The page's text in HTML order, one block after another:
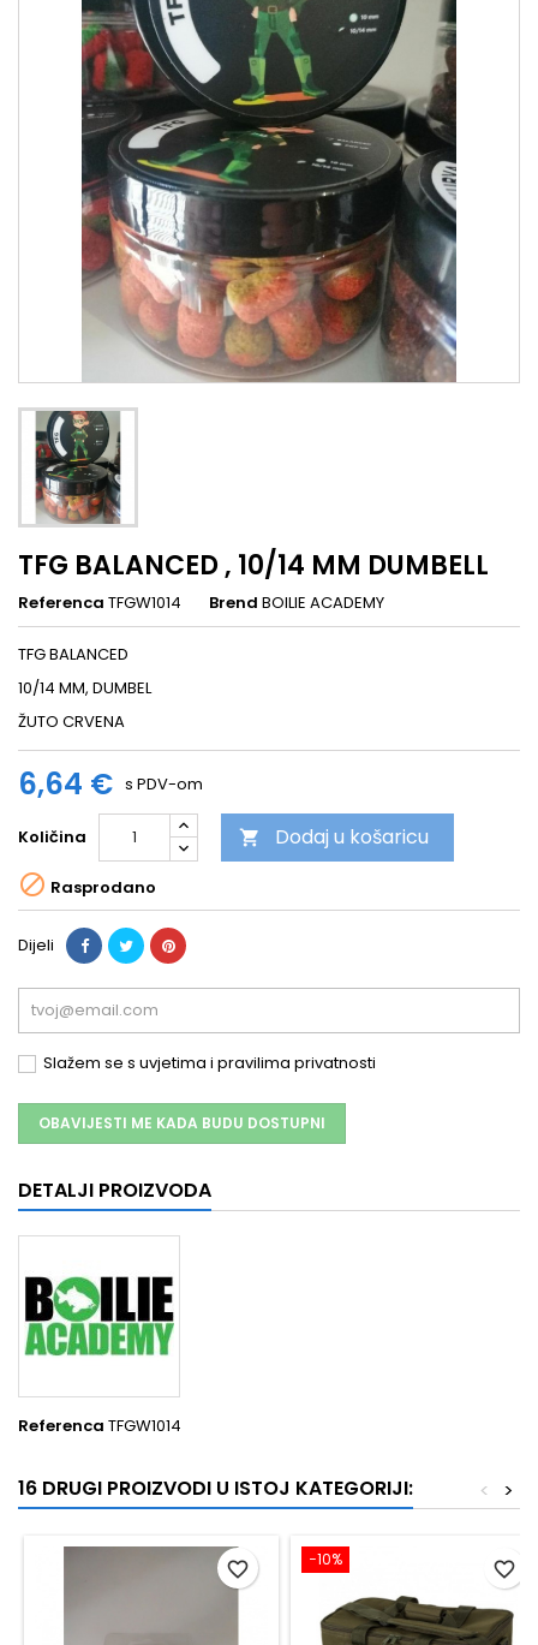
TFG BALANCED , 10/14 MM DUMBELL
Referenca TFGW1014 Brend BOILIE ACADEMY
TFG BALANCED
10/14 MM, DUMBEL
ŽUTO CRVENA
6,64 € s PDV-om
Količina  Dodaj u košaricu
 Rasprodano
Dijeli
Slažem se s uvjetima i pravilima privatnosti
OBAVIJESTI ME KADA BUDU DOSTUPNI
DETALJI PROIZVODA
Referenca TFGW1014
16 DRUGI PROIZVODI U ISTOJ KATEGORIJI: >
<
favorite_border −10% favorite_border